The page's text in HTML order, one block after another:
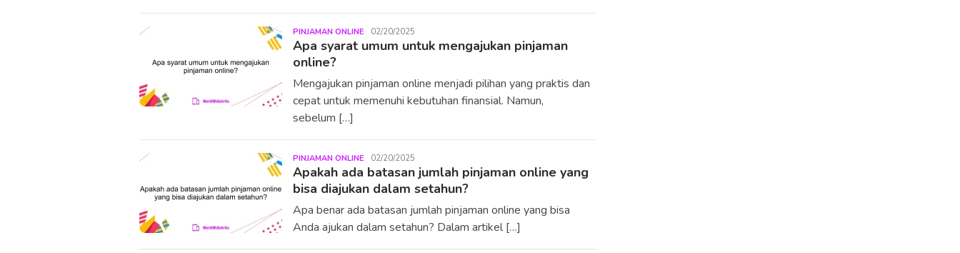
PINJAMAN ONLINE LiuYunlong
02/20/2025
Apa syarat umum untuk mengajukan pinjaman
online?
Mengajukan pinjaman online menjadi pilihan yang praktis dan
cepat untuk memenuhi kebutuhan finansial. Namun,
sebelum […]
PINJAMAN ONLINE LiuYunlong
02/20/2025
Apakah ada batasan jumlah pinjaman online yang
bisa diajukan dalam setahun?
Apa benar ada batasan jumlah pinjaman online yang bisa
Anda ajukan dalam setahun? Dalam artikel […]